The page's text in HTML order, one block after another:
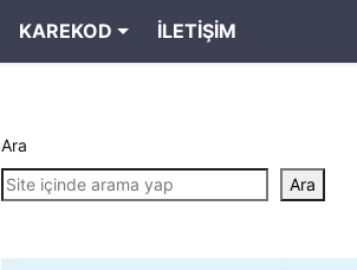
KAREKOD İLETIŞIM
Ara
Ara